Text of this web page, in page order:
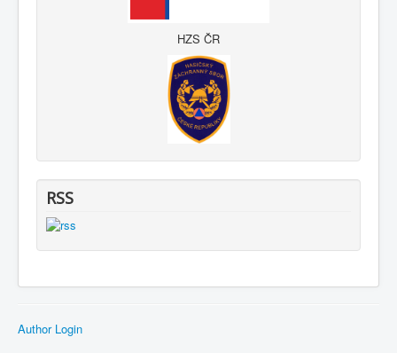
HZS ČR
RSS
Author Login